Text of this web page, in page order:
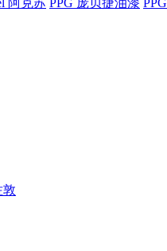
阿克苏 PPG 庞贝捷油漆
敦